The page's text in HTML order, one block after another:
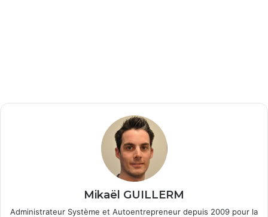
Mikaël GUILLERM
Administrateur Système et Autoentrepreneur depuis 2009 pour la